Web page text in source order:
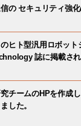
の セキュリティ強
ヒト型汎用ロボッ
誌に掲載さ
チームのHPを作成
した。